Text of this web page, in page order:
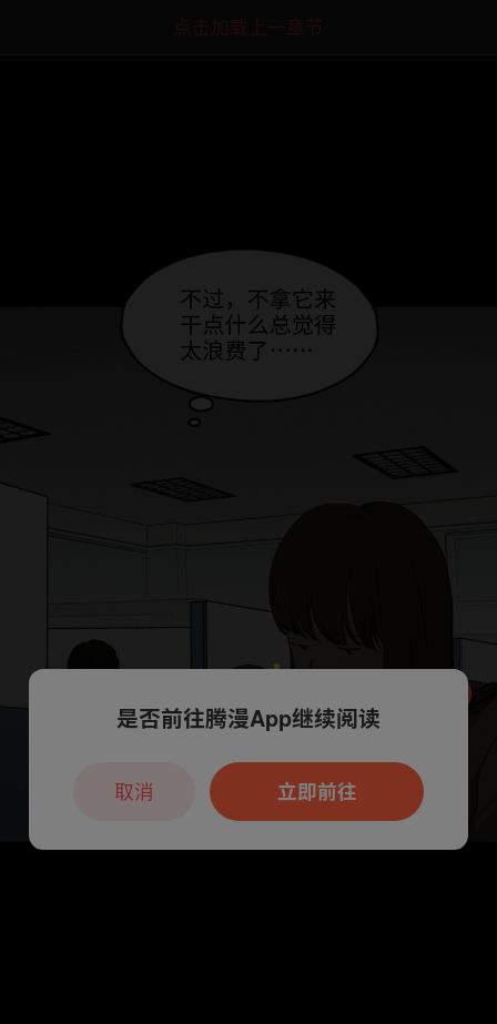
点击加载上一章节
本章节仅支持App阅读，可打开App新用
户7天免费看
是否前往腾漫App继续阅读
立即前往
取消